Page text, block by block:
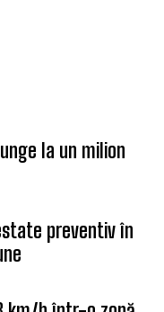
la un milion
preventiv în